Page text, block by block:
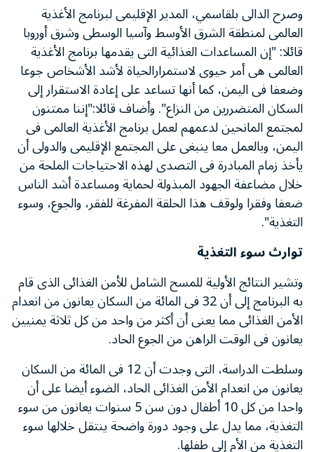
وصرح الدالى بلقاسمي، المدير الإقليمى لبرنامج الأغذية
العالمى لمنطقة الشرق الأوسط وآسيا الوسطى وشرق أوروبا
قائلا: "إن المساعدات الغذائية التى يقدمها برنامج الأغذية
العالمى هى أمر حيوى لاستمرارالحياة لأشد الأشخاص جوعا
وضعفا فى اليمن، كما أنها تساعد على إعادة الاستقرار إلى
السكان المتضررين من النزاع". وأضاف قائلا:"إننا ممتنون
لمجتمع المانحين لدعمهم لعمل برنامج الأغذية العالمى فى
اليمن، وبالعمل معا ينبغى على المجتمع الإقليمى والدولى أن
يأخذ زمام المبادرة فى التصدى لهذه الاحتياجات الملحة من
خلال مضاعفة الجهود المبذولة لحماية ومساعدة أشد الناس
ضعفا وفقرا ولوقف هذا الحلقة المفرغة للفقر، والجوع، وسوء
التغذية".
توارث سوء التغذية
وتشير النتائج الأولية للمسح الشامل للأمن الغذائى الذى قام
به البرنامج إلى أن 32 فى المائة من السكان يعانون من انعدام
الأمن الغذائى مما يعنى أن أكثر من واحد من كل ثلاثة يمنيين
يعانون فى الوقت الراهن من الجوع الحاد.
وسلطت الدراسة، التى وجدت أن 12 فى المائة من السكان
يعانون من انعدام الأمن الغذائى الحاد، الضوء أيضا على أن
واحدا من كل 10 أطفال دون سن 5 سنوات يعانون من سوء
التغذية، مما يدل على وجود دورة واضحة ينتقل خلالها سوء
التغذية من الأم إلى طفلها.